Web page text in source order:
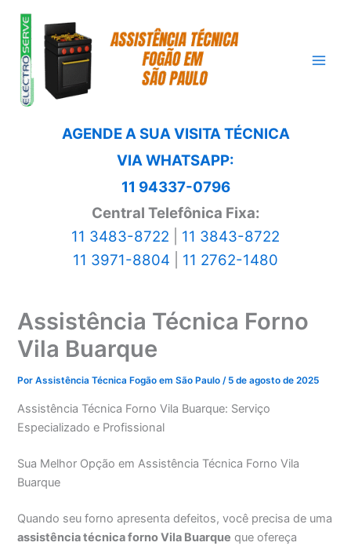
para
conteúdo
AGENDE A SUA VISITA TÉCNICA
VIA WHATSAPP:
11 94337-0796
Central Telefônica Fixa:
11 3483-8722
11 3843-8722
11 3971-8804
11 2762-1480
Assistência Técnica Forno
Vila Buarque
PorAssistência Técnica Fogão em São Paulo/ 5 de agosto de 2025
Assistência Técnica Forno Vila Buarque: Serviço
Especializado e Profissional
Sua Melhor Opção em Assistência Técnica Forno Vila
Buarque
Quando seu forno apresenta defeitos, você precisa de uma
assistência técnica forno Vila Buarque que ofereça